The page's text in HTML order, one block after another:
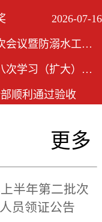
2026-07-17
2026-07-16
全市校园安全委员会2026年第二次会议暨防溺水工作会议在市教育局召开
2026-07-03
市教育局党组理论学习中心组第八次学习（扩大）会议召开
2026-06-24
顺利通过验收
更多
半年第二批次
员领证公告